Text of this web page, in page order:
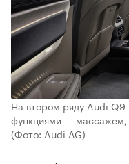
На втором ряду Audi
функциями — массажем,
(Фото: Audi AG)